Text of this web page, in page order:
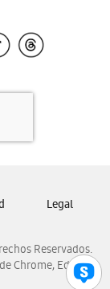
Reservados.
Chrome, Edge,
Legal